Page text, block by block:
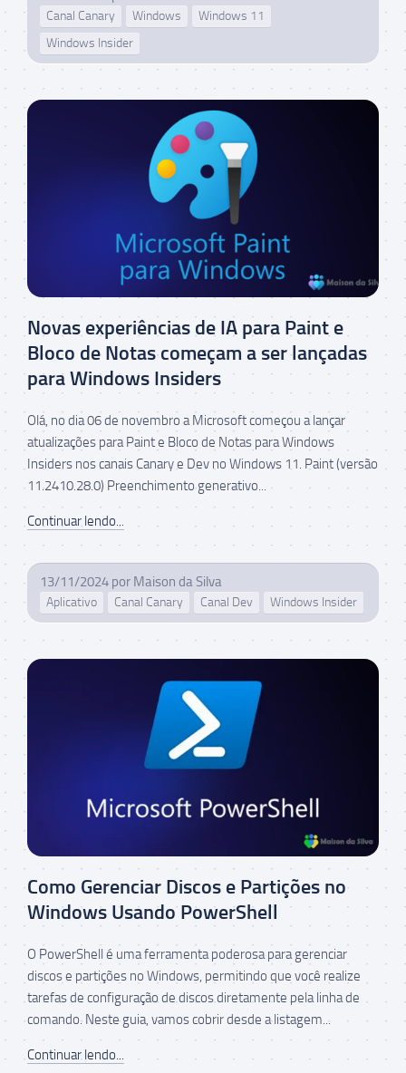
Canal Canary Windows
Windows 11
Windows Insider
Novas experiências de IA para Paint e
Bloco de Notas começam a ser lançadas
para Windows Insiders
Olá, no dia 06 de novembro a Microsoft começou a lançar
atualizações para Paint e Bloco de Notas para Windows
Insiders nos canais Canary e Dev no Windows 11. Paint (versão
11.2410.28.0) Preenchimento generativo...
Continuar lendo...
13/11/2024 por Maison da Silva
Aplicativo Canal Canary Canal Dev Windows Insider
Como Gerenciar Discos e Partições no
Windows Usando PowerShell
O PowerShell é uma ferramenta poderosa para gerenciar
discos e partições no Windows, permitindo que você realize
tarefas de configuração de discos diretamente pela linha de
comando. Neste guia, vamos cobrir desde a listagem...
Continuar lendo...